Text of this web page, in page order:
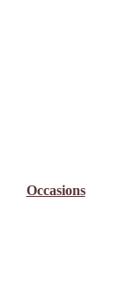
Occasions